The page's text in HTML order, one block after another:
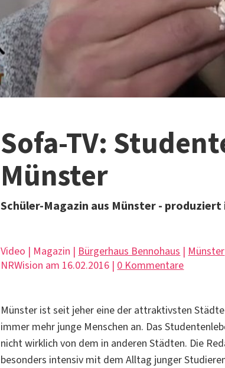
Sofa-TV:
Münster
Schüler-Magazin aus Münster -
Video | Magazin | Bürgerhaus Bennohaus | Münster
NRWision am 16.02.2016 | 0 Kommentare
Münster ist seit jeher eine der attraktivsten
immer mehr junge Menschen an. Das
nicht wirklich von dem in anderen Städten. Die
besonders intensiv mit dem Alltag junger